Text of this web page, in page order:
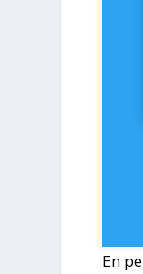
En